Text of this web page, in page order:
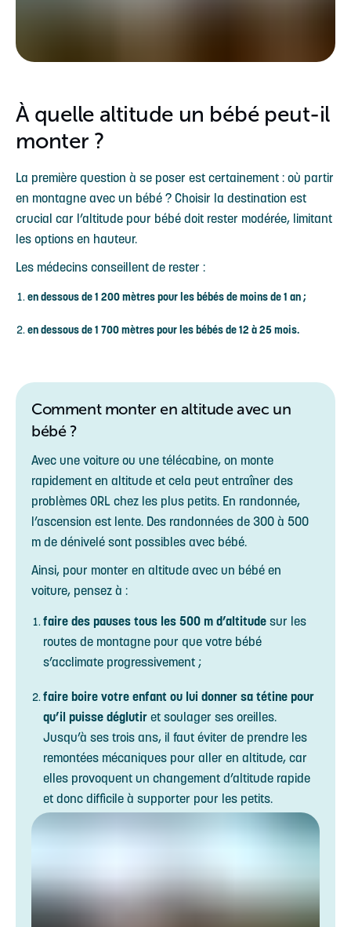
À quelle altitude un bébé peut-il
monter ?
La première question à se poser est certainement : où partir
en montagne avec un bébé ? Choisir la destination est
crucial car l’altitude pour bébé doit rester modérée, limitant
les options en hauteur.
Les médecins conseillent de rester :
en dessous de 1 200 mètres pour les bébés de moins de 1 an ;
en dessous de 1 700 mètres pour les bébés de 12 à 25 mois.
Comment monter en altitude avec un
bébé ?
Avec une voiture ou une télécabine, on monte
rapidement en altitude et cela peut entraîner des
problèmes ORL chez les plus petits. En randonnée,
l’ascension est lente. Des randonnées de 300 à 500
m de dénivelé sont possibles avec bébé.
Ainsi, pour monter en altitude avec un bébé en
voiture, pensez à :
faire des pauses tous les 500 m d’altitude sur les
routes de montagne pour que votre bébé
s’acclimate progressivement ;
faire boire votre enfant ou lui donner sa tétine pour
qu’il puisse déglutir et soulager ses oreilles.
Jusqu’à ses trois ans, il faut éviter de prendre les
remontées mécaniques pour aller en altitude, car
elles provoquent un changement d’altitude rapide
et donc difficile à supporter pour les petits.